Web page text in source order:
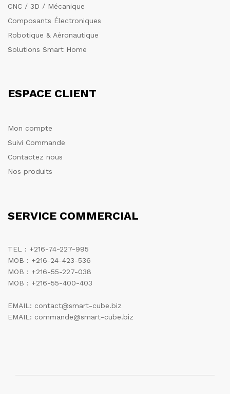
CNC / 3D / Mécanique
Composants Électroniques
Robotique & Aéronautique
Solutions Smart Home
ESPACE CLIENT
Mon compte
Suivi Commande
Contactez nous
Nos produits
SERVICE COMMERCIAL
TEL : +216-74-227-995
MOB : +216-24-423-536
MOB : +216-55-227-038
MOB : +216-55-400-403
EMAIL: contact@smart-cube.biz
EMAIL: commande@smart-cube.biz